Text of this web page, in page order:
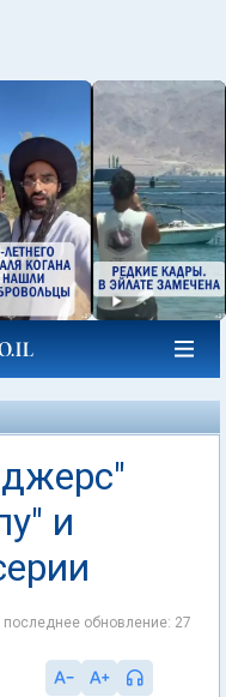
и
обновление: 27